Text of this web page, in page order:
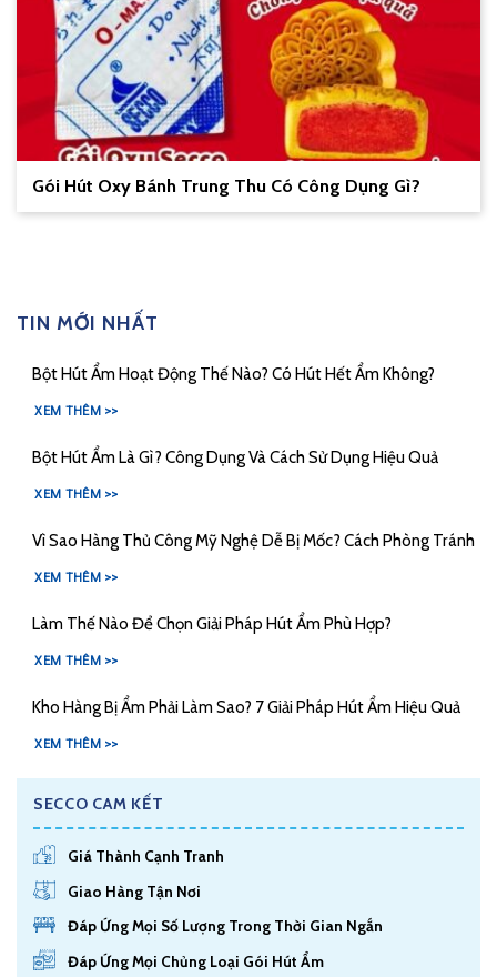
Gói Hút Oxy Bánh Trung Thu Có Công Dụng Gì?
TIN MỚI NHẤT
Bột Hút Ẩm Hoạt Động Thế Nào? Có Hút Hết Ẩm Không?
XEM THÊM >>
Bột Hút Ẩm Là Gì? Công Dụng Và Cách Sử Dụng Hiệu Quả
XEM THÊM >>
Vì Sao Hàng Thủ Công Mỹ Nghệ Dễ Bị Mốc? Cách Phòng Tránh
XEM THÊM >>
Làm Thế Nào Để Chọn Giải Pháp Hút Ẩm Phù Hợp?
XEM THÊM >>
Kho Hàng Bị Ẩm Phải Làm Sao? 7 Giải Pháp Hút Ẩm Hiệu Quả
XEM THÊM >>
SECCO CAM KẾT
Giá Thành Cạnh Tranh
Giao Hàng Tận Nơi
Đáp Ứng Mọi Số Lượng Trong Thời Gian Ngắn
Đáp Ứng Mọi Chủng Loại Gói Hút Ẩm